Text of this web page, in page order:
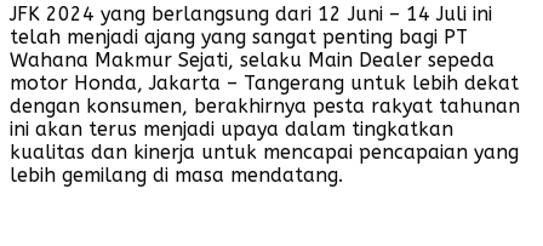
JFK 2024 yang berlangsung dari 12 Juni – 14 Juli ini
telah menjadi ajang yang sangat penting bagi PT
Wahana Makmur Sejati, selaku Main Dealer sepeda
motor Honda, Jakarta – Tangerang untuk lebih dekat
dengan konsumen, berakhirnya pesta rakyat tahunan
ini akan terus menjadi upaya dalam tingkatkan
kualitas dan kinerja untuk mencapai pencapaian yang
lebih gemilang di masa mendatang.